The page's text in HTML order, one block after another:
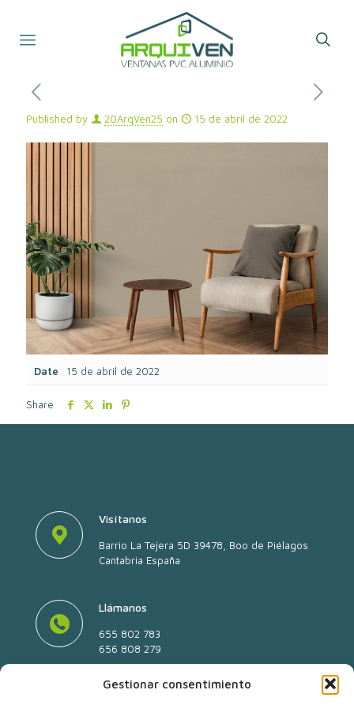
Gestionar consentimiento
Published by 20ArqVen25 on 15 de abril de 2022
Date 15 de abril de 2022
Share
Visítanos
Barrio La Tejera 5D 39478, Boo de Piélagos
Cantabria España
Llámanos
655 802 783
656 808 279